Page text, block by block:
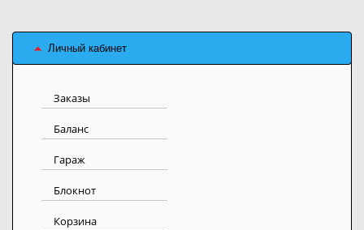
Личный кабинет
Заказы
Баланс
Гараж
Блокнот
Корзина